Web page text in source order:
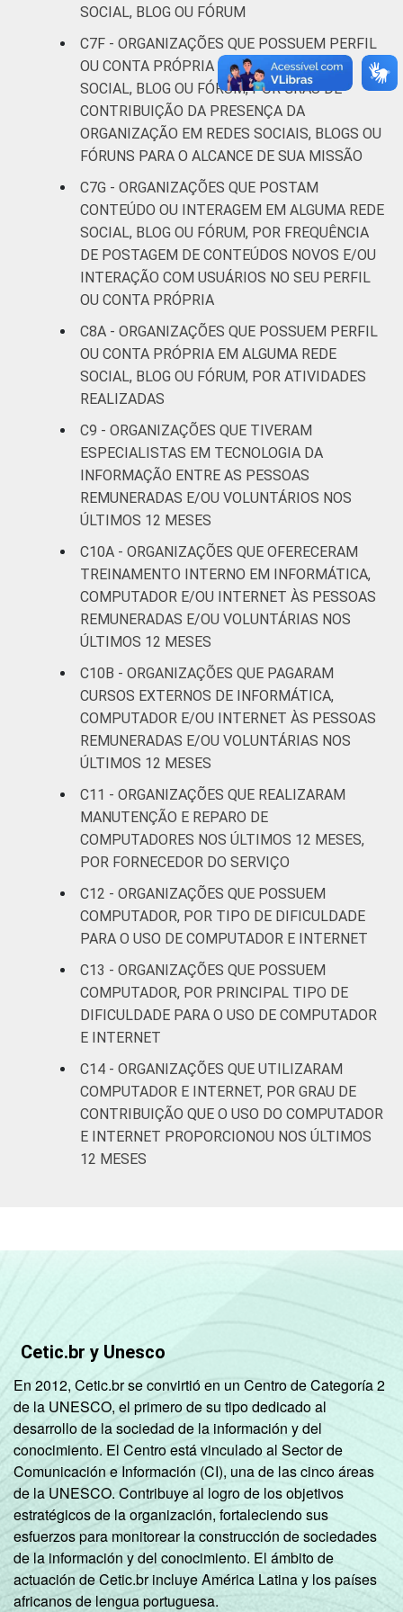
SOCIAL, BLOG OU FÓRUM
C7F - ORGANIZAÇÕES QUE POSSUEM PERFIL
OU CONTA PRÓPRIA EM ALGUMA REDE
SOCIAL, BLOG OU FÓRUM, POR GRAU DE
CONTRIBUIÇÃO DA PRESENÇA DA
ORGANIZAÇÃO EM REDES SOCIAIS, BLOGS OU
FÓRUNS PARA O ALCANCE DE SUA MISSÃO
C7G - ORGANIZAÇÕES QUE POSTAM
CONTEÚDO OU INTERAGEM EM ALGUMA REDE
SOCIAL, BLOG OU FÓRUM, POR FREQUÊNCIA
DE POSTAGEM DE CONTEÚDOS NOVOS E/OU
INTERAÇÃO COM USUÁRIOS NO SEU PERFIL
OU CONTA PRÓPRIA
C8A - ORGANIZAÇÕES QUE POSSUEM PERFIL
OU CONTA PRÓPRIA EM ALGUMA REDE
SOCIAL, BLOG OU FÓRUM, POR ATIVIDADES
REALIZADAS
C9 - ORGANIZAÇÕES QUE TIVERAM
ESPECIALISTAS EM TECNOLOGIA DA
INFORMAÇÃO ENTRE AS PESSOAS
REMUNERADAS E/OU VOLUNTÁRIOS NOS
ÚLTIMOS 12 MESES
C10A - ORGANIZAÇÕES QUE OFERECERAM
TREINAMENTO INTERNO EM INFORMÁTICA,
COMPUTADOR E/OU INTERNET ÀS PESSOAS
REMUNERADAS E/OU VOLUNTÁRIAS NOS
ÚLTIMOS 12 MESES
C10B - ORGANIZAÇÕES QUE PAGARAM
CURSOS EXTERNOS DE INFORMÁTICA,
COMPUTADOR E/OU INTERNET ÀS PESSOAS
REMUNERADAS E/OU VOLUNTÁRIAS NOS
ÚLTIMOS 12 MESES
C11 - ORGANIZAÇÕES QUE REALIZARAM
MANUTENÇÃO E REPARO DE
COMPUTADORES NOS ÚLTIMOS 12 MESES,
POR FORNECEDOR DO SERVIÇO
C12 - ORGANIZAÇÕES QUE POSSUEM
COMPUTADOR, POR TIPO DE DIFICULDADE
PARA O USO DE COMPUTADOR E INTERNET
C13 - ORGANIZAÇÕES QUE POSSUEM
COMPUTADOR, POR PRINCIPAL TIPO DE
DIFICULDADE PARA O USO DE COMPUTADOR
E INTERNET
C14 - ORGANIZAÇÕES QUE UTILIZARAM
COMPUTADOR E INTERNET, POR GRAU DE
CONTRIBUIÇÃO QUE O USO DO COMPUTADOR
E INTERNET PROPORCIONOU NOS ÚLTIMOS
12 MESES
Cetic.br y Unesco
En 2012, Cetic.br se convirtió en un Centro de Categoría 2
de la UNESCO, el primero de su tipo dedicado al
desarrollo de la sociedad de la información y del
conocimiento. El Centro está vinculado al Sector de
Comunicación e Información (CI), una de las cinco áreas
de la UNESCO. Contribuye al logro de los objetivos
estratégicos de la organización, fortaleciendo sus
esfuerzos para monitorear la construcción de sociedades
de la información y del conocimiento. El ámbito de
actuación de Cetic.br incluye América Latina y los países
africanos de lengua portuguesa.